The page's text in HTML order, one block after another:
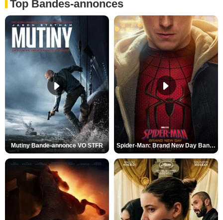
Top Bandes-annonces
Mutiny Bande-annonce VO STFR Spider-Man: Brand New Day Bande-annonce VO STFR